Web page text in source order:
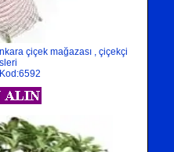
çiçek mağazası , çiçekçi